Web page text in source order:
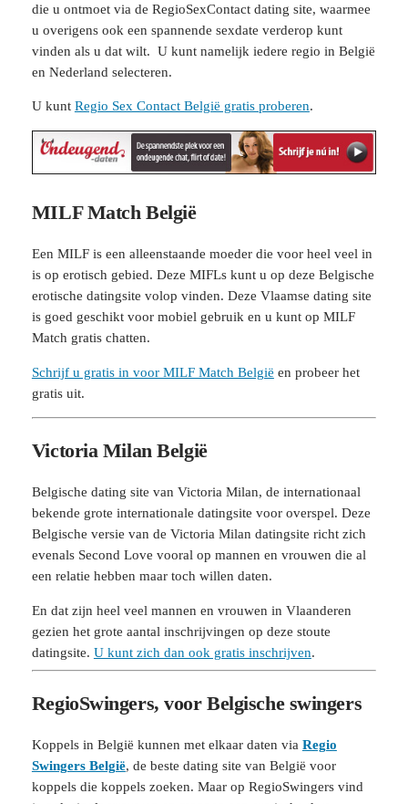
die u ontmoet via de RegioSexContact dating site, waarmee
u overigens ook een spannende sexdate verderop kunt
vinden als u dat wilt. U kunt namelijk iedere regio in België
en Nederland selecteren.
U kunt Regio Sex Contact België gratis proberen.
MILF Match België
Een MILF is een alleenstaande moeder die voor heel veel in
is op erotisch gebied. Deze MIFLs kunt u op deze Belgische
erotische datingsite volop vinden. Deze Vlaamse dating site
is goed geschikt voor mobiel gebruik en u kunt op MILF
Match gratis chatten.
Schrijf u gratis in voor MILF Match België en probeer het
gratis uit.
Victoria Milan België
Belgische dating site van Victoria Milan, de internationaal
bekende grote internationale datingsite voor overspel. Deze
Belgische versie van de Victoria Milan datingsite richt zich
evenals Second Love vooral op mannen en vrouwen die al
een relatie hebben maar toch willen daten.
En dat zijn heel veel mannen en vrouwen in Vlaanderen
gezien het grote aantal inschrijvingen op deze stoute
datingsite. U kunt zich dan ook gratis inschrijven.
RegioSwingers, voor Belgische swingers
Koppels in België kunnen met elkaar daten via Regio
Swingers België, de beste dating site van België voor
koppels die koppels zoeken. Maar op RegioSwingers vind